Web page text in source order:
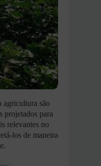
agricultura são
projetados para
relevantes no
los de maneira